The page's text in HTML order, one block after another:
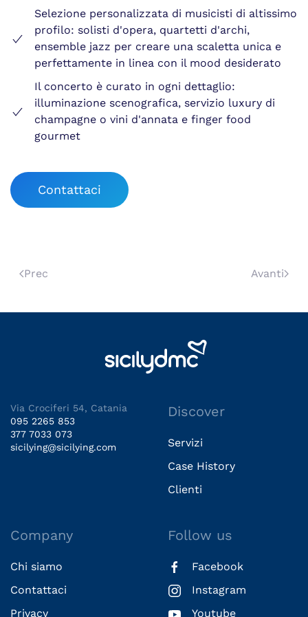
Selezione personalizzata di musicisti di altissimo
profilo: solisti d'opera, quartetti d'archi,
ensemble jazz per creare una scaletta unica e
perfettamente in linea con il mood desiderato
Il concerto è curato in ogni dettaglio:
illuminazione scenografica, servizio luxury di
champagne o vini d'annata e finger food
gourmet
Contattaci
Prec Avanti
Via Crociferi 54, Catania
095 2265 853
377 7033 073
sicilying@sicilying.com
Discover
Servizi
Case History
Clienti
Company
Chi siamo
Contattaci
Privacy
Follow us
Facebook
Instagram
Youtube